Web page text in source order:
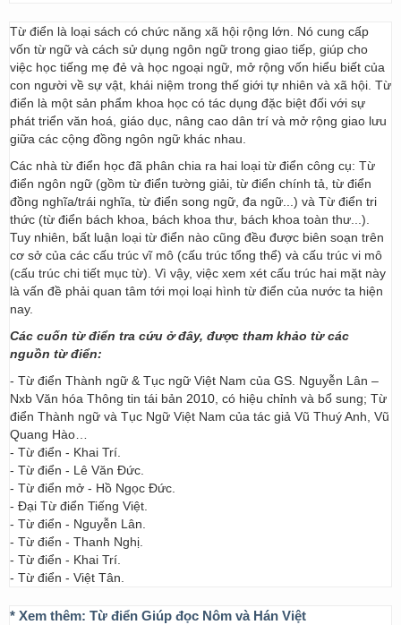
Từ điển là loại sách có chức năng xã hội rộng lớn. Nó cung cấp
vốn từ ngữ và cách sử dụng ngôn ngữ trong giao tiếp, giúp cho
việc học tiếng mẹ đẻ và học ngoại ngữ, mở rộng vốn hiểu biết của
con người về sự vật, khái niệm trong thế giới tự nhiên và xã hội. Từ
điển là một sản phẩm khoa học có tác dụng đặc biệt đối với sự
phát triển văn hoá, giáo dục, nâng cao dân trí và mở rộng giao lưu
giữa các cộng đồng ngôn ngữ khác nhau.
Các nhà từ điển học đã phân chia ra hai loại từ điển công cụ: Từ
điển ngôn ngữ (gồm từ điển tường giải, từ điển chính tả, từ điển
đồng nghĩa/trái nghĩa, từ điển song ngữ, đa ngữ...) và Từ điển tri
thức (từ điển bách khoa, bách khoa thư, bách khoa toàn thư...).
Tuy nhiên, bất luận loại từ điển nào cũng đều được biên soạn trên
cơ sở của các cấu trúc vĩ mô (cấu trúc tổng thể) và cấu trúc vi mô
(cấu trúc chi tiết mục từ). Vì vậy, việc xem xét cấu trúc hai mặt này
là vấn đề phải quan tâm tới mọi loại hình từ điển của nước ta hiện
nay.
Các cuốn từ điển tra cứu ở đây, được tham khảo từ các
nguồn từ điển:
- Từ điển Thành ngữ & Tục ngữ Việt Nam của GS. Nguyễn Lân –
Nxb Văn hóa Thông tin tái bản 2010, có hiệu chỉnh và bổ sung; Từ
điển Thành ngữ và Tục Ngữ Việt Nam của tác giả Vũ Thuý Anh, Vũ
Quang Hào…
- Từ điển - Khai Trí.
- Từ điển - Lê Văn Đức.
- Từ điển mở - Hồ Ngọc Đức.
- Đại Từ điển Tiếng Việt.
- Từ điển - Nguyễn Lân.
- Từ điển - Thanh Nghị.
- Từ điển - Khai Trí.
- Từ điển - Việt Tân.
* Xem thêm: Từ điển Giúp đọc Nôm và Hán Việt